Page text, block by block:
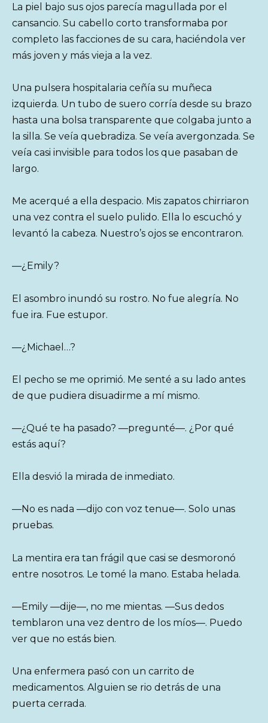
La piel bajo sus ojos parecía magullada por el
cansancio. Su cabello corto transformaba por
completo las facciones de su cara, haciéndola ver
más joven y más vieja a la vez.
Una pulsera hospitalaria ceñía su muñeca
izquierda. Un tubo de suero corría desde su brazo
hasta una bolsa transparente que colgaba junto a
la silla. Se veía quebradiza. Se veía avergonzada. Se
veía casi invisible para todos los que pasaban de
largo.
Me acerqué a ella despacio. Mis zapatos chirriaron
una vez contra el suelo pulido. Ella lo escuchó y
levantó la cabeza. Nuestro’s ojos se encontraron.
—¿Emily?
El asombro inundó su rostro. No fue alegría. No
fue ira. Fue estupor.
—¿Michael…?
El pecho se me oprimió. Me senté a su lado antes
de que pudiera disuadirme a mí mismo.
—¿Qué te ha pasado? —pregunté—. ¿Por qué
estás aquí?
Ella desvió la mirada de inmediato.
—No es nada —dijo con voz tenue—. Solo unas
pruebas.
La mentira era tan frágil que casi se desmoronó
entre nosotros. Le tomé la mano. Estaba helada.
—Emily —dije—, no me mientas. —Sus dedos
temblaron una vez dentro de los míos—. Puedo
ver que no estás bien.
Una enfermera pasó con un carrito de
medicamentos. Alguien se rio detrás de una
puerta cerrada.